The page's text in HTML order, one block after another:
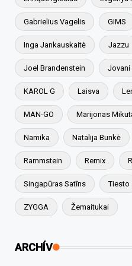
Gabrielius Vagelis GIMS
Inga Jankauskaitė Jazzu
Joel Brandenstein Jovani
KAROL G Laisva
MAN-GO Marijonas
Namika Natalija Bunkė
Rammstein Remix
Singapūras Satīns Tiesto
ZYGGA Žemaitukai
ARCHÍV